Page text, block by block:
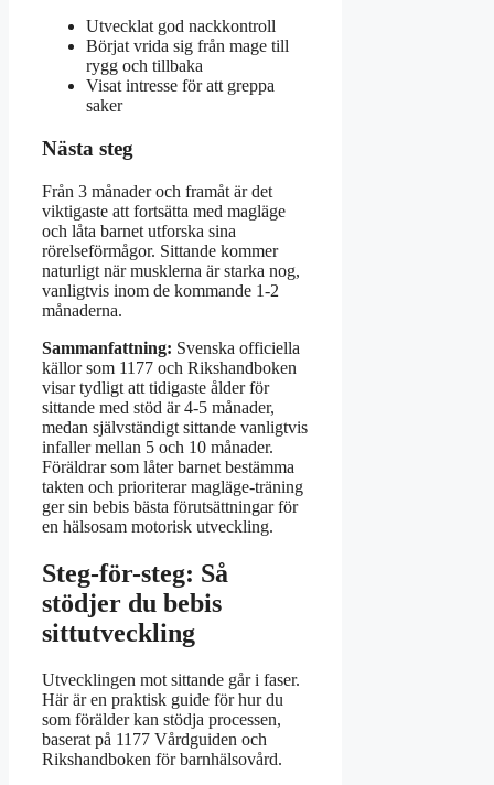
Utvecklat god nackkontroll
Börjat vrida sig från mage till
rygg och tillbaka
Visat intresse för att greppa
saker
Nästa steg
Från 3 månader och framåt är det
viktigaste att fortsätta med magläge
och låta barnet utforska sina
rörelseförmågor. Sittande kommer
naturligt när musklerna är starka nog,
vanligtvis inom de kommande 1-2
månaderna.
Sammanfattning: Svenska officiella
källor som 1177 och Rikshandboken
visar tydligt att tidigaste ålder för
sittande med stöd är 4-5 månader,
medan självständigt sittande vanligtvis
infaller mellan 5 och 10 månader.
Föräldrar som låter barnet bestämma
takten och prioriterar magläge-träning
ger sin bebis bästa förutsättningar för
en hälsosam motorisk utveckling.
Steg-för-steg: Så
stödjer du bebis
sittutveckling
Utvecklingen mot sittande går i faser.
Här är en praktisk guide för hur du
som förälder kan stödja processen,
baserat på 1177 Vårdguiden och
Rikshandboken för barnhälsovård.